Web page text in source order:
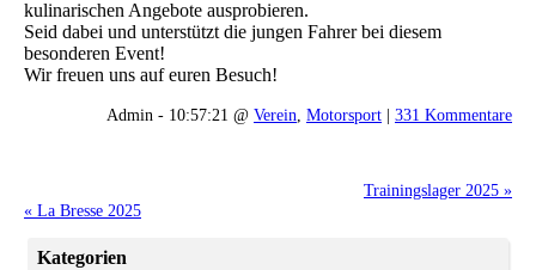
kulinarischen Angebote ausprobieren.
Seid dabei und unterstützt die jungen Fahrer bei diesem
besonderen Event!
Wir freuen uns auf euren Besuch!
Admin - 10:57:21 @ Verein Motorsport | 331 Kommentare
Trainingslager 2025 »
« La Bresse 2025
Kategorien